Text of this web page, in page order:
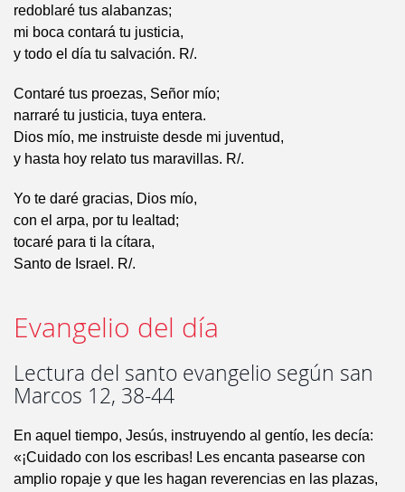
redoblaré tus alabanzas;
mi boca contará tu justicia,
y todo el día tu salvación. R/.
Contaré tus proezas, Señor mío;
narraré tu justicia, tuya entera.
Dios mío, me instruiste desde mi juventud,
y hasta hoy relato tus maravillas. R/.
Yo te daré gracias, Dios mío,
con el arpa, por tu lealtad;
tocaré para ti la cítara,
Santo de Israel. R/.
Evangelio del día
Lectura del santo evangelio según san
Marcos 12, 38-44
En aquel tiempo, Jesús, instruyendo al gentío, les decía:
«¡Cuidado con los escribas! Les encanta pasearse con
amplio ropaje y que les hagan reverencias en las plazas,